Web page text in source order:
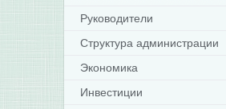
Руководители
Структура администрации
Экономика
Инвестиции